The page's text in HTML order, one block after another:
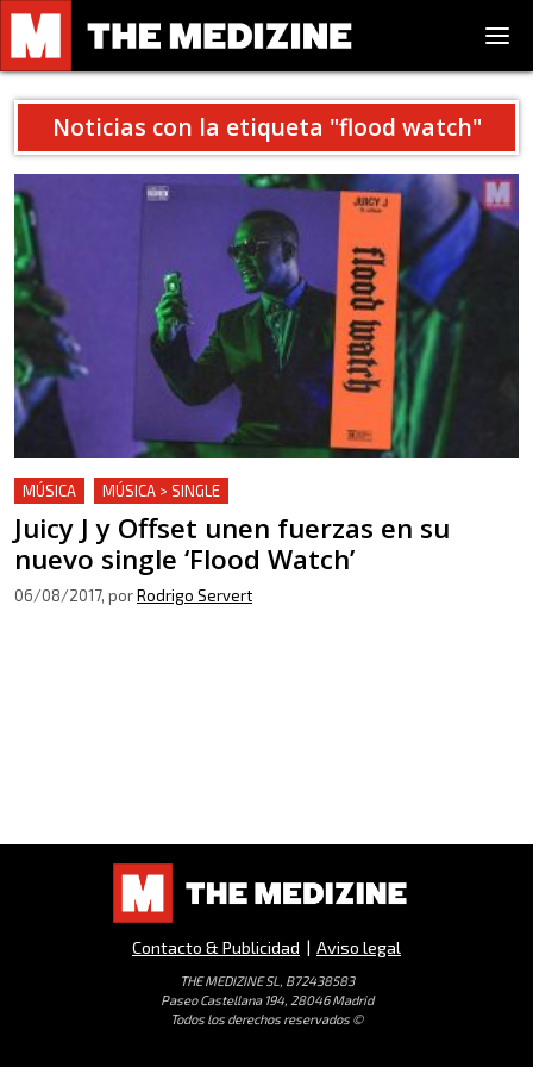
Noticias con la etiqueta "flood watch"
MÚSICA MÚSICA > SINGLE
Juicy J y Offset unen fuerzas en su
nuevo single ‘Flood Watch’
06/08/2017, porRodrigo Servert
Contacto & Publicidad | Aviso legal
THE MEDIZINE SL, B72438583
Paseo Castellana 194, 28046 Madrid
Todos los derechos reservados ©